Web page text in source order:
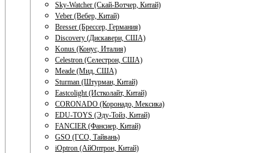
Sky-Watcher (Скай-Вотчер, Китай)
Veber (Вебер, Китай)
Bresser (Брессер, Германия)
Discovery (Дискавери, США)
Konus (Конус, Италия)
Celestron (Селестрон, США)
Meade (Мид, США)
Sturman (Штурман, Китай)
Eastcolight (Истколайт, Китай)
CORONADO (Коронадо, Мексика)
EDU-TOYS (Эду-Тойз, Китай)
FANCIER (Фансиер, Китай)
GSO (ГСО, Тайвань)
iOptron (АйОптрон, Китай)